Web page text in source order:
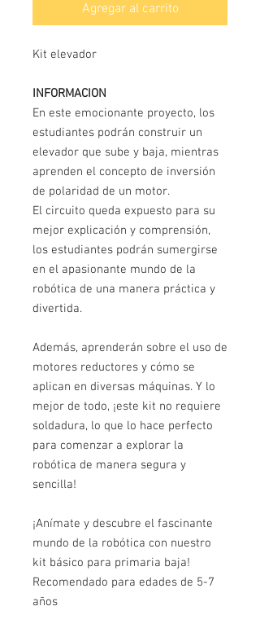
Agregar al carrito
Kit elevador
INFORMACION
En este emocionante proyecto, los
estudiantes podrán construir un
elevador que sube y baja, mientras
aprenden el concepto de inversión
de polaridad de un motor.
El circuito queda expuesto para su
mejor explicación y comprensión,
los estudiantes podrán sumergirse
en el apasionante mundo de la
robótica de una manera práctica y
divertida.
Además, aprenderán sobre el uso de
motores reductores y cómo se
aplican en diversas máquinas. Y lo
mejor de todo, ¡este kit no requiere
soldadura, lo que lo hace perfecto
para comenzar a explorar la
robótica de manera segura y
sencilla!
¡Anímate y descubre el fascinante
mundo de la robótica con nuestro
kit básico para primaria baja!
Recomendado para edades de 5-7
años